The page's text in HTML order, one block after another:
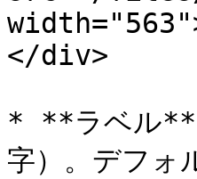
</div>
* **ラベル**:
字）。デフォ